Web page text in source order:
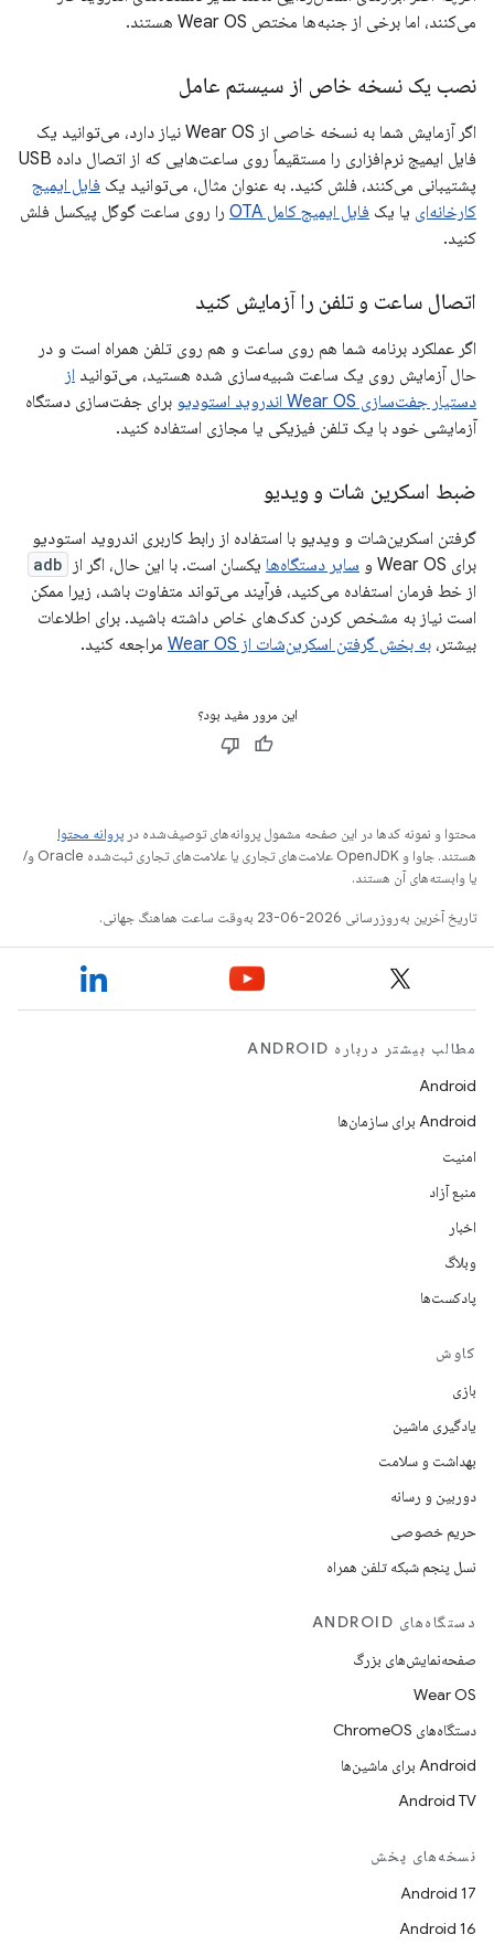
می‌کنند، اما برخی از جنبه‌ها مختص Wear OS هستند.
نصب یک نسخه خاص از سیستم عامل
اگر آزمایش شما به نسخه خاصی از Wear OS نیاز دارد، می‌توانید یک
فایل ایمیج نرم‌افزاری را مستقیماً روی ساعت‌هایی که از اتصال داده USB
پشتیبانی می‌کنند، فلش کنید. به عنوان مثال، می‌توانید یک فایل ایمیج
کارخانه‌ای یا یک فایل ایمیج کامل OTA
را روی ساعت گوگل پیکسل فلش
کنید.
اتصال ساعت و تلفن را آزمایش کنید
اگر عملکرد برنامه شما هم روی ساعت و هم روی تلفن همراه است و در
حال آزمایش روی یک ساعت شبیه‌سازی شده هستید، می‌توانید از
دستیار جفت‌سازی Wear OS اندروید استودیو
برای جفت‌سازی دستگاه
آزمایشی خود با یک تلفن فیزیکی یا مجازی استفاده کنید.
ضبط اسکرین شات و ویدیو
گرفتن اسکرین‌شات و ویدیو با استفاده از رابط کاربری اندروید استودیو
برای Wear OS و
سایر دستگاه‌ها یکسان است. با این حال، اگر از adb
از خط فرمان استفاده می‌کنید، فرآیند می‌تواند متفاوت باشد، زیرا ممکن
است نیاز به مشخص کردن کدک‌های خاص داشته باشید. برای اطلاعات
بیشتر، به بخش گرفتن اسکرین‌شات از Wear OS مراجعه کنید.
این مرور مفید بود؟
محتوا و نمونه کدها در این صفحه مشمول پروانه‌های توصیف‌شده در پروانه محتوا
هستند. جاوا و OpenJDK علامت‌های تجاری یا علامت‌های تجاری ثبت‌شده Oracle و/
یا وابسته‌های آن هستند.
تاریخ آخرین به‌روزرسانی 2026-06-23 به‌وقت ساعت هماهنگ جهانی.
مطالب بیشتر درباره ANDROID
Android
Android برای سازمان‌ها
امنیت
منبع آزاد
اخبار
وبلاگ
پادکست‌ها
کاوش
بازی
یادگیری ماشین
بهداشت و سلامت
دوربین و رسانه
حریم خصوصی
نسل پنجم شبکه تلفن همراه
دستگاه‌های ANDROID
صفحه‌نمایش‌های بزرگ
Wear OS
دستگاه‌های ChromeOS
Android برای ماشین‌ها
Android TV
نسخه‌های پخش
Android 17
Android 16